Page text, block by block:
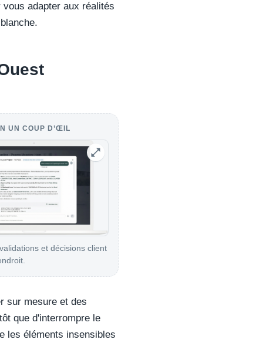
adapter aux réalités
UN COUP D’ŒIL
et décisions client
sur mesure et des
que d'interrompre le
les éléments insensibles